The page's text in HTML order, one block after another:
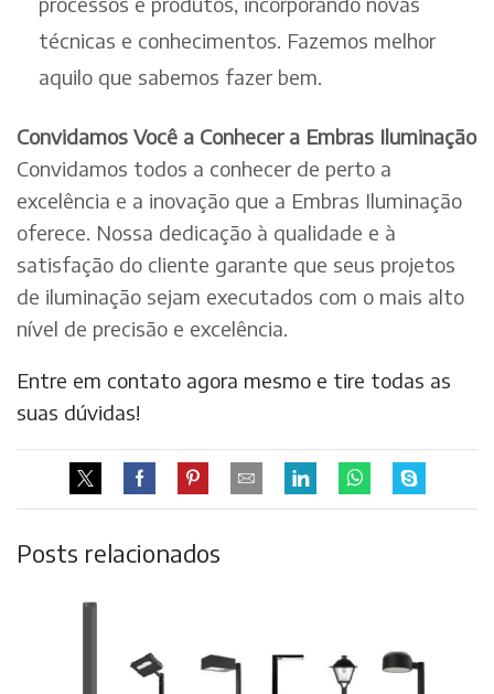
técnicas e conhecimentos. Fazemos melhor
aquilo que sabemos fazer bem.
Convidamos Você a Conhecer a Embras Iluminação
Convidamos todos a conhecer de perto a
excelência e a inovação que a Embras Iluminação
oferece. Nossa dedicação à qualidade e à
satisfação do cliente garante que seus projetos
de iluminação sejam executados com o mais alto
nível de precisão e excelência.
Entre em contato agora mesmo e tire todas as
suas dúvidas!
Posts relacionados